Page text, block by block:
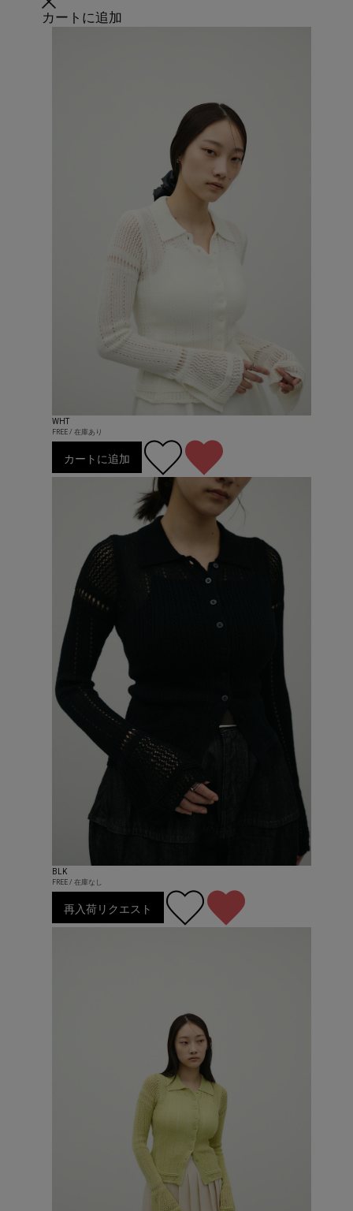
カートに追加
WHT
FREE / 在庫あり
カートに追加
BLK
FREE / 在庫なし
再入荷リクエスト